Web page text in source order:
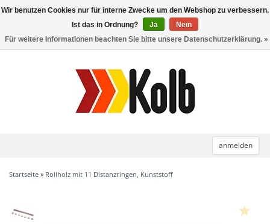
anmelden
Toggle
Startseite » Rollholz mit 11 Distanzringen, Kunststoff
Wir benutzen Cookies nur für interne Zwecke um den Webshop zu verbessern.
Ist das in Ordnung?
Ja
Nein
Für weitere Informationen beachten Sie bitte unsere Datenschutzerklärung. »